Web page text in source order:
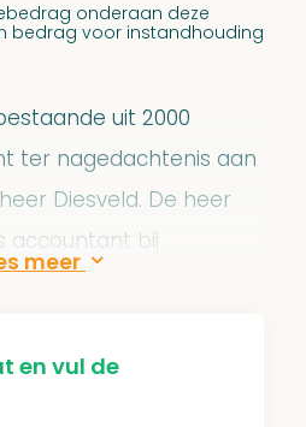
onderaan deze
bedrag voor instandhouding
uit 2000
ter nagedachtenis aan
Diesveld. De heer
accountant bij
gerund door de Joodse
Diesveld loodste
de Joodse
en vul de